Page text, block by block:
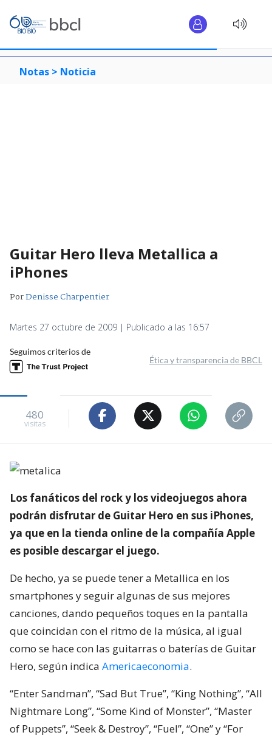
Notas > Noticia
Guitar Hero lleva Metallica a
iPhones
PorDenisse Charpentier
Martes 27 octubre de 2009 | Publicado a las 16:57
Seguimos criterios de
Ética y transparencia de BBCL
480
visitas
Los fanáticos del rock y los videojuegos ahora
podrán disfrutar de Guitar Hero en sus iPhones,
ya que en la tienda online de la compañía Apple
es posible descargar el juego.
De hecho, ya se puede tener a Metallica en los
smartphones y seguir algunas de sus mejores
canciones, dando pequeños toques en la pantalla
que coincidan con el ritmo de la música, al igual
como se hace con las guitarras o baterías de Guitar
Hero, según indica Americaeconomia.
“Enter Sandman”, “Sad But True”, “King Nothing”, “All
Nightmare Long”, “Some Kind of Monster”, “Master
of Puppets”, “Seek & Destroy”, “Fuel”, “One” y “For